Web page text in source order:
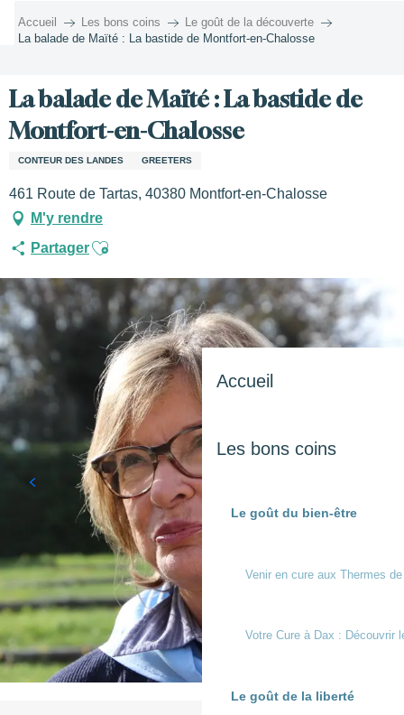
Accueil
Les bons coins
Le goût du bien-être
Venir en cure aux Thermes
Votre Cure à Dax : Découvrir
Le goût de la liberté
Accueil Les bons coins
Le goût de la découverte
La balade de Maïté : La bastide de Montfort-en-Chalosse
La balade de Maïté : La bastide de
Montfort-en-Chalosse
CONTEUR DES LANDES GREETERS
461 Route de Tartas, 40380 Montfort-en-Chalosse
M'y rendre
PartagerAjouter aux favoris